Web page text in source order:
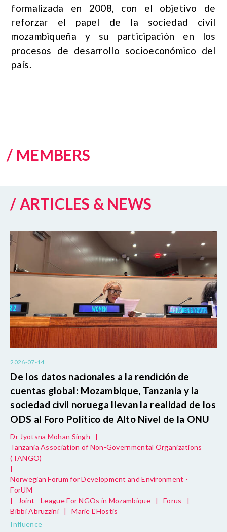
formalizada en 2008, con el objetivo de
reforzar el papel de la sociedad civil
mozambiqueña y su participación en los
procesos de desarrollo socioeconómico del
país.
/ MEMBERS
/ ARTICLES & NEWS
2026-07-14
De los datos nacionales a la rendición de
cuentas global: Mozambique, Tanzania y la
sociedad civil noruega llevan la realidad de los
ODS al Foro Político de Alto Nivel de la ONU
Dr Jyotsna Mohan Singh
|
Tanzania Association of Non-Governmental Organizations
(TANGO)
|
Norwegian Forum for Development and Environment -
ForUM
|
Joint - League For NGOs in Mozambique | Forus
|
Bibbi Abruzzini
|
Marie L'Hostis
Influence